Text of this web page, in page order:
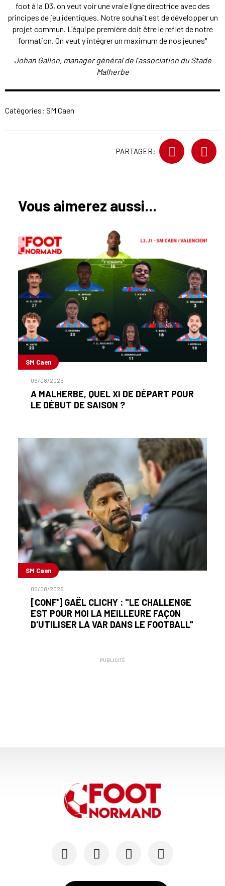
foot à la D3, on veut voir une vraie ligne directrice avec des
principes de jeu identiques. Notre souhait est de développer un
projet commun. L'équipe première doit être le reflet de notre
formation. On veut y intégrer un maximum de nos jeunes"
Johan Gallon, manager général de l'association du Stade
Malherbe
Catégories: SM Caen
PARTAGER:
Vous aimerez aussi...
SM Caen
06/08/2026
A MALHERBE, QUEL XI DE DÉPART POUR
LE DÉBUT DE SAISON ?
SM Caen
05/08/2026
[CONF'] GAËL CLICHY : "LE CHALLENGE
EST POUR MOI LA MEILLEURE FAÇON
D'UTILISER LA VAR DANS LE FOOTBALL"
PUBLICITÉ